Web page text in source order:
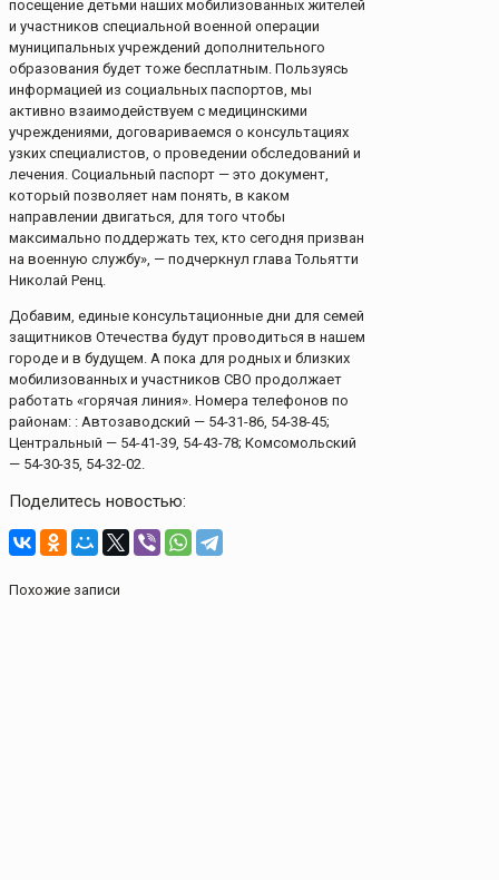
посещение детьми наших мобилизованных жителей
и участников специальной военной операции
муниципальных учреждений дополнительного
образования будет тоже бесплатным. Пользуясь
информацией из социальных паспортов, мы
активно взаимодействуем с медицинскими
учреждениями, договариваемся о консультациях
узких специалистов, о проведении обследований и
лечения. Социальный паспорт — это документ,
который позволяет нам понять, в каком
направлении двигаться, для того чтобы
максимально поддержать тех, кто сегодня призван
на военную службу», — подчеркнул глава Тольятти
Николай Ренц.
Добавим, единые консультационные дни для семей
защитников Отечества будут проводиться в нашем
городе и в будущем. А пока для родных и близких
мобилизованных и участников СВО продолжает
работать «горячая линия». Номера телефонов по
районам: : Автозаводский — 54-31-86, 54-38-45;
Центральный — 54-41-39, 54-43-78; Комсомольский
— 54-30-35, 54-32-02.
Поделитесь новостью:
Похожие записи